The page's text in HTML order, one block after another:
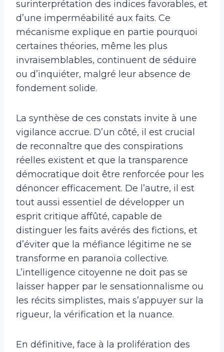
surinterprétation des indices favorables, et
d’une imperméabilité aux faits. Ce
mécanisme explique en partie pourquoi
certaines théories, même les plus
invraisemblables, continuent de séduire
ou d’inquiéter, malgré leur absence de
fondement solide.
La synthèse de ces constats invite à une
vigilance accrue. D’un côté, il est crucial
de reconnaître que des conspirations
réelles existent et que la transparence
démocratique doit être renforcée pour les
dénoncer efficacement. De l’autre, il est
tout aussi essentiel de développer un
esprit critique affûté, capable de
distinguer les faits avérés des fictions, et
d’éviter que la méfiance légitime ne se
transforme en paranoïa collective.
L’intelligence citoyenne ne doit pas se
laisser happer par le sensationnalisme ou
les récits simplistes, mais s’appuyer sur la
rigueur, la vérification et la nuance.
En définitive, face à la prolifération des